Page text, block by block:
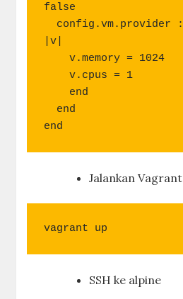
false
|v|
    v.memory = 1024
    v.cpus = 1
end
Jalankan Vagrant
vagrant up
SSH ke alpine